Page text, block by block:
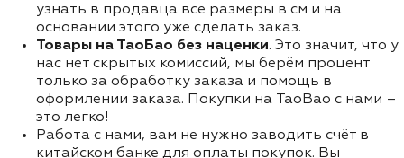
узнать в продавца все размеры в см и на
основании этого уже сделать заказ.
Товары на ТаоБао без наценки. Это значит, что у
нас нет скрытых комиссий, мы берём процент
только за обработку заказа и помощь в
оформлении заказа. Покупки на TaoBao с нами –
это легко!
Работа с нами, вам не нужно заводить счёт в
китайском банке для оплаты покупок. Вы